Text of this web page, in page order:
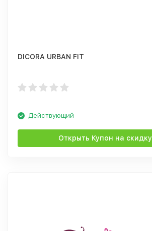
DICORA URBAN FIT
Действующий
Открыть Купон на скидку